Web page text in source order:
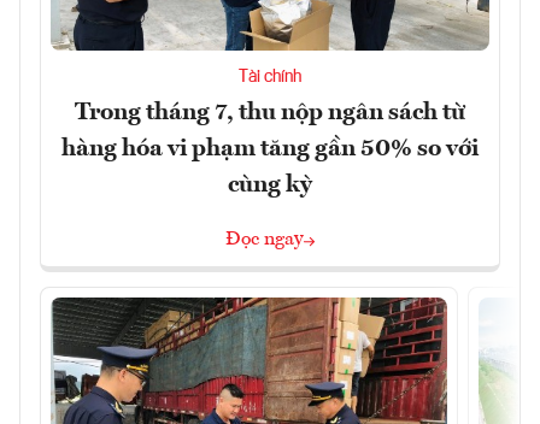
Tài chính
Trong tháng 7, thu nộp ngân sách từ
hàng hóa vi phạm tăng gần 50% so với
cùng kỳ
Đọc ngay